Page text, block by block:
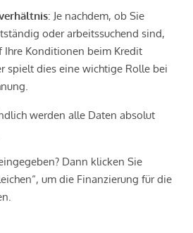
: Je nachdem, ob Sie
oder arbeitssuchend sind,
Ihre Konditionen beim Kredit
spielt dies eine wichtige Rolle bei
werden alle Daten absolut
Dann klicken Sie
um die Finanzierung für die